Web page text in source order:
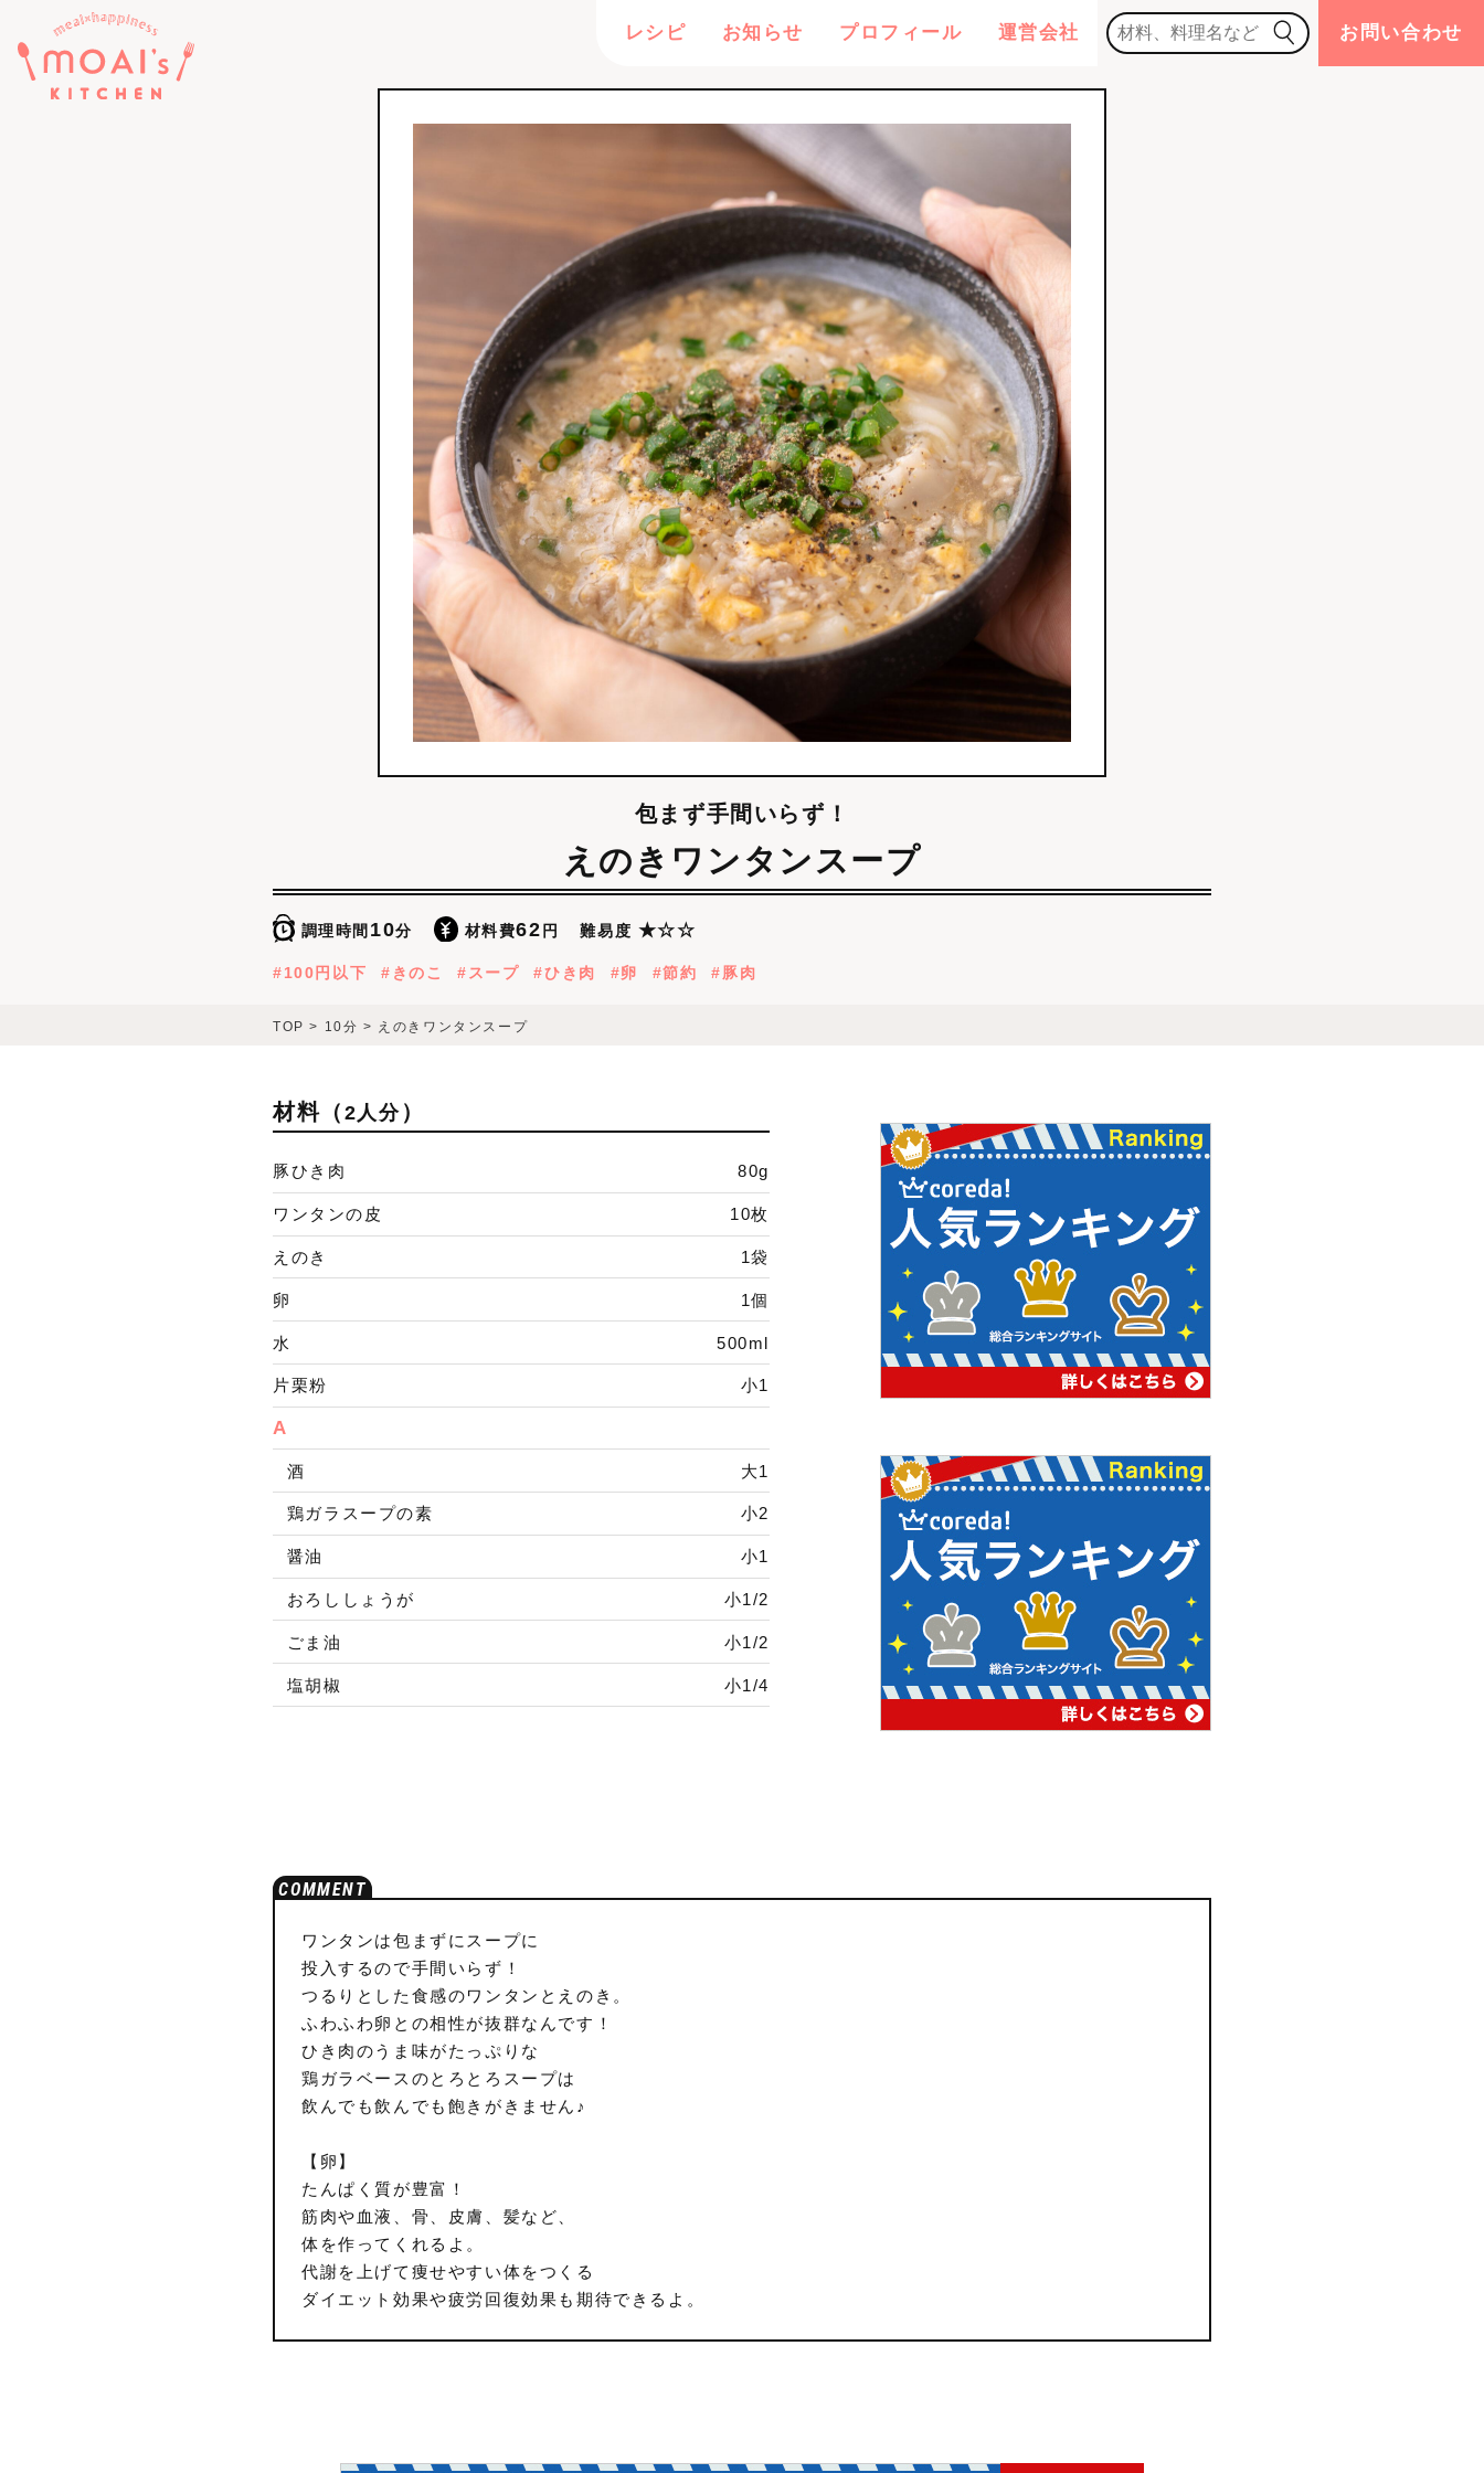
レシピ お知らせ プロフィール 運営会社 お問い合わせ
包まず手間いらず！
えのきワンタンスープ
調理時間 10分 材料費62 円 難易度 ★☆☆
100円以下 きのこ スープ ひき肉 卵 節約 豚肉
TOP > 10分 > えのきワンタンスープ
材料（ 2人分 ）
豚ひき肉 80g
ワンタンの皮 10枚
えのき 1袋
卵 1個
水 500ml
片栗粉 小1
A
酒 大1
鶏ガラスープの素 小2
醤油 小1
おろししょうが 小1/2
ごま油 小1/2
塩胡椒 小1/4
ワンタンは包まずにスープに
投入するので手間いらず！
つるりとした食感のワンタンとえのき。
ふわふわ卵との相性が抜群なんです！
ひき肉のうま味がたっぷりな
鶏ガラベースのとろとろスープは
飲んでも飲んでも飽きがきません♪
【卵】
たんぱく質が豊富！
筋肉や血液、骨、皮膚、髪など、
体を作ってくれるよ。
代謝を上げて痩せやすい体をつくる
ダイエット効果や疲労回復効果も期待できるよ。